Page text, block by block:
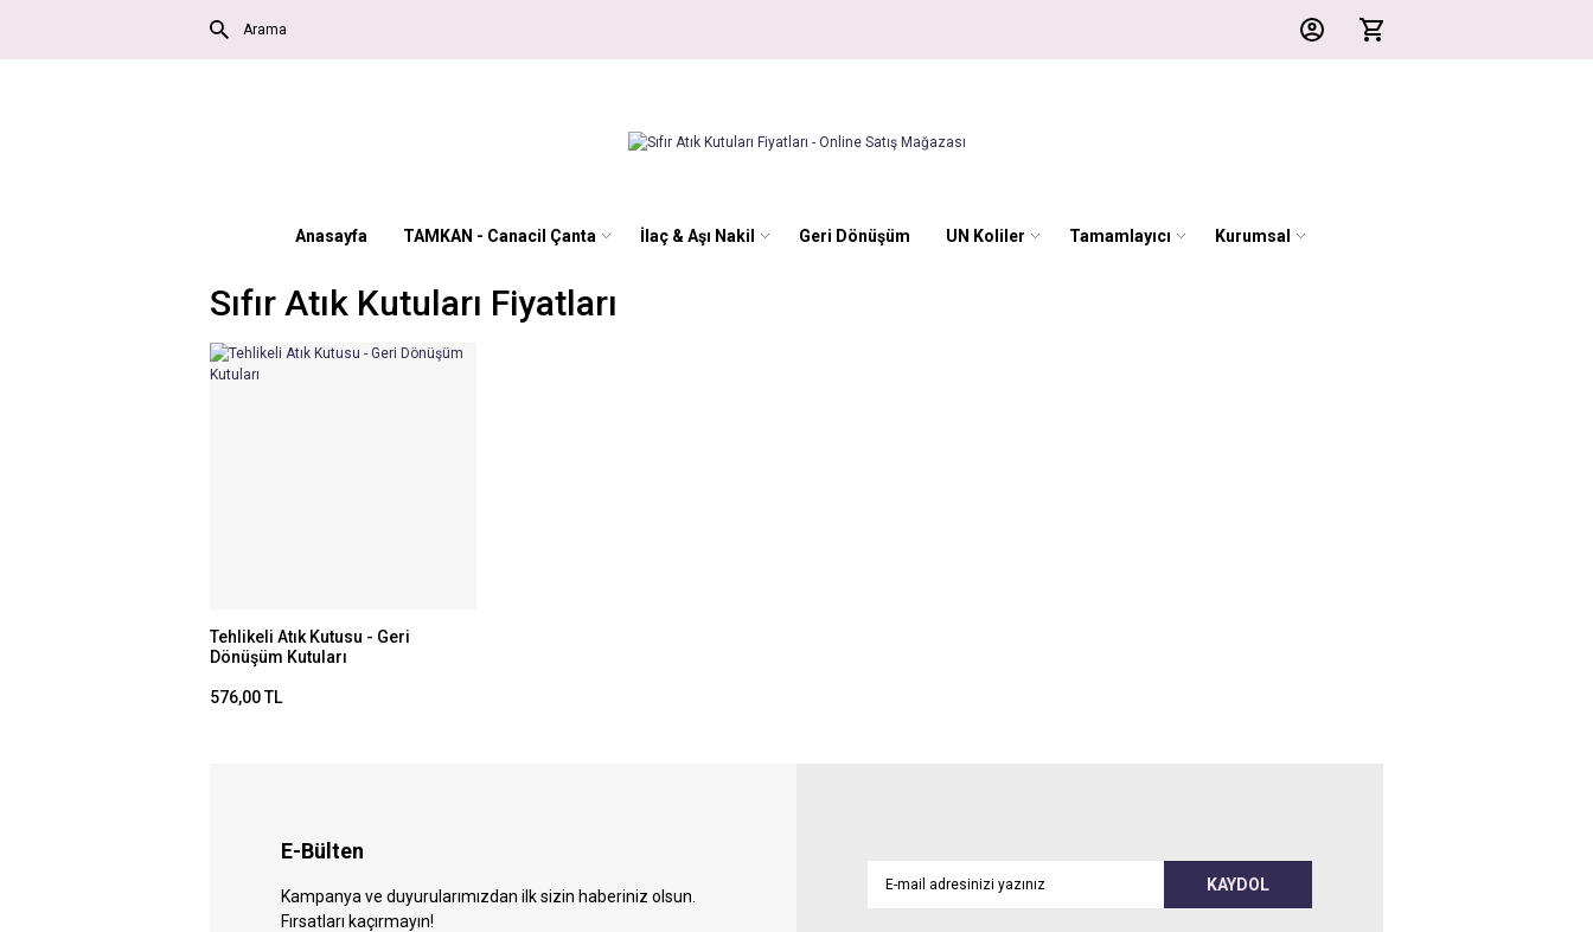
Anasayfa TAMKAN - Canacil Çanta İlaç & Aşı Nakil Geri Dönüşüm UN Koliler Tamamlayıcı Kurumsal
Sıfır Atık Kutuları Fiyatları
Tehlikeli Atık Kutusu - Geri
Dönüşüm Kutuları
576,00 TL
E-Bülten
Kampanya ve duyurularımızdan ilk sizin haberiniz olsun.
Fırsatları kaçırmayın!
KAYDOL